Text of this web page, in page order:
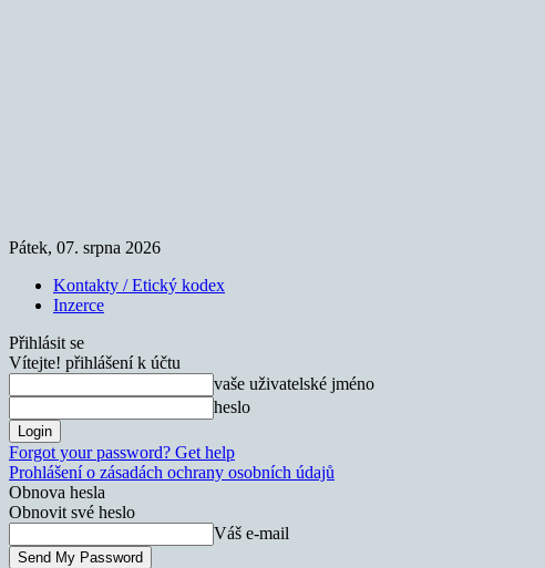
Pátek, 07. srpna 2026
Kontakty / Etický kodex
Inzerce
Přihlásit se
Vítejte! přihlášení k účtu
vaše uživatelské jméno
heslo
Forgot your password? Get help
Prohlášení o zásadách ochrany osobních údajů
Obnova hesla
Obnovit své heslo
Váš e-mail